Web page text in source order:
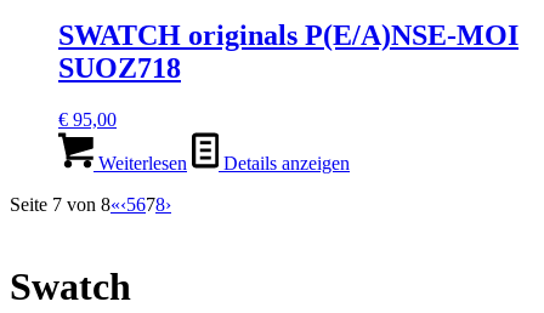
SWATCH originals P(E/A)NSE-MOI
SUOZ718
€ 95,00
Weiterlesen
Details anzeigen
Seite 7 von 8«‹5678›
Swatch